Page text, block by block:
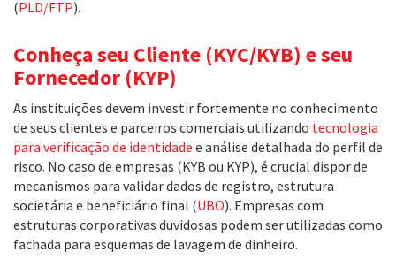
(PLD/FTP).
Conheça seu Cliente (KYC/KYB) e seu
Fornecedor (KYP)
As instituições devem investir fortemente no conhecimento
de seus clientes e parceiros comerciais utilizando tecnologia
para verificação de identidade e análise detalhada do perfil de
risco. No caso de empresas (KYB ou KYP), é crucial dispor de
mecanismos para validar dados de registro, estrutura
societária e beneficiário final (UBO). Empresas com
estruturas corporativas duvidosas podem ser utilizadas como
fachada para esquemas de lavagem de dinheiro.